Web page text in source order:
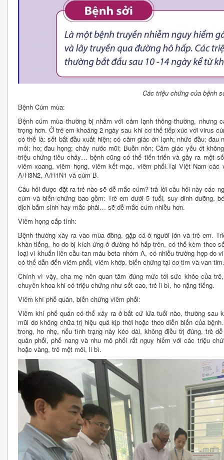
Các triệu chứng của bệnh
Bệnh Cúm mùa:
Bệnh cúm mùa thường bị nhầm với cảm lạnh thông thường, nhưng
trọng hơn. Ở trẻ em khoảng 2 ngày sau khi cơ thể tiếp xúc với virus
có thể là: sốt bắt đầu xuất hiện; có cảm giác ớn lạnh; nhức đầu; đau
mỏi; ho; đau họng; chảy nước mũi; Buồn nôn; Cảm giác yếu ớt
triệu chứng tiêu chảy… bệnh cũng có thể tiến triển và gây ra một
viêm xoang, viêm họng, viêm kết mạc, viêm phổi.Tại Việt Nam
A/H3N2, A/H1N1 và cúm B.
Câu hỏi được đặt ra trẻ nào sẽ dễ mắc cúm? trả lời câu hỏi này các
cúm và biến chứng bao gồm: Trẻ em dưới 5 tuổi, suy dinh dưỡng,
dịch bẩm sinh hay mắc phải… sẽ dễ mắc cúm nhiều hơn.
Viêm họng cấp tính:
Bệnh thường xảy ra vào mùa đông, gặp cả ở người lớn và trẻ em.
khàn tiếng, ho do bị kích ứng ở đường hô hấp trên, có thể kèm theo
loại vi khuẩn liên cầu tan máu beta nhóm A, có nhiều trường hợp do
có thể dẫn đến viêm phổi, viêm khớp, biến chứng tại cơ tim và van tim.
Chính vì vậy, cha mẹ nên quan tâm đúng mức tới sức khỏe của
chuyên khoa khi có triệu chứng như sốt cao, trẻ li bì, ho nặng tiếng.
Viêm khí phế quản, biến chứng viêm phổi:
Viêm khí phế quản có thể xảy ra ở bất cứ lứa tuổi nào, thường sau
mũi do không chữa trị hiệu quả kịp thời hoặc theo diễn biến của
trong, ho nhẹ, nếu tình trạng này kéo dài, không điều trị đúng, trẻ
quản phổi, phế nang và nhu mô phổi rất nguy hiểm với các triệu
hoặc vàng, trẻ mệt mỏi, li bì.